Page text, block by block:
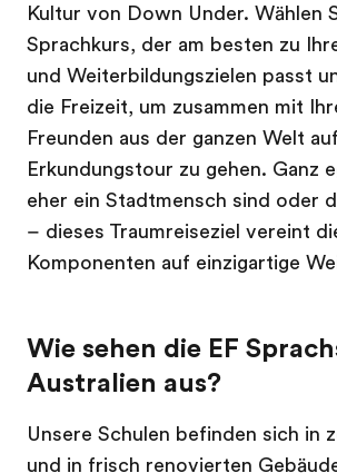
Kultur von Down Under. Wählen
Sprachkurs, der am besten zu
und Weiterbildungszielen passt
die Freizeit, um zusammen mit
Freunden aus der ganzen Welt auf
Erkundungstour zu gehen. Ganz
eher ein Stadtmensch sind oder
– dieses Traumreiseziel vereint
Komponenten auf einzigartige
Wie sehen die EF
Australien aus?
Unsere Schulen befinden sich in
und in frisch renovierten